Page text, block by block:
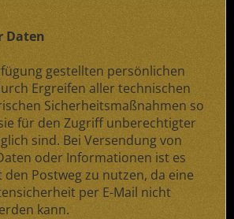
Daten
gestellten persönlichen
Ergreifen aller technischen
Sicherheitsmaßnahmen so
für den Zugriff unberechtigter
sind. Bei Versendung von
oder Informationen ist es
Postweg zu nutzen, da eine
per E-Mail nicht
kann.